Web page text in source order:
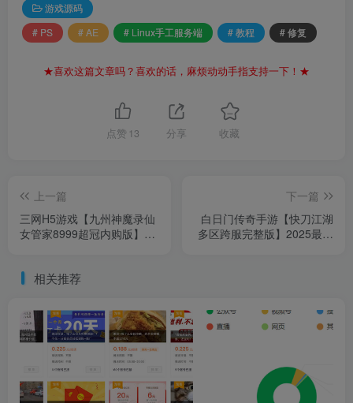
游戏源码
# PS
# AE # Linux手工服务端 # 教程 # 修复
★喜欢这篇文章吗？喜欢的话，麻烦动动手指支持一下！★
点赞 13 分享 收藏
上一篇
三网H5游戏【九州神魔录仙
女管家8999超冠内购版】
表工具+管理后台+GM加币
下一篇
白日门传奇手游【快刀江湖
多区跨服完整版】2025最新
相关推荐